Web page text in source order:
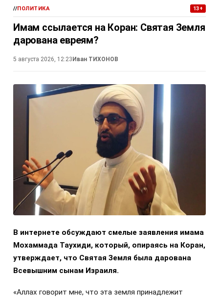
//ПОЛИТИКА 13+
Имам ссылается на Коран: Святая Земля
дарована евреям?
5 августа 2026, 12:23Иван ТИХОНОВ
В интернете обсуждают смелые заявления имама
Мохаммада Таухиди, который, опираясь на Коран,
утверждает, что Святая Земля была дарована
Всевышним сынам Израиля.
«Аллах говорит мне, что эта земля принадлежит